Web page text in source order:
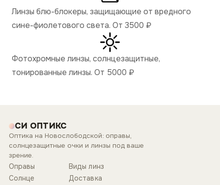
Линзы блю-блокеры, защищающие от вредного
сине-фиолетового света. От 3500 ₽
Фотохромные линзы, солнцезащитные,
тонированные линзы. От 5000 ₽
СИ ОПТИКС
Оптика на Новослободской: оправы,
солнцезащитные очки и линзы под ваше
зрение.
Оправы
Солнце
Виды линз
Доставка